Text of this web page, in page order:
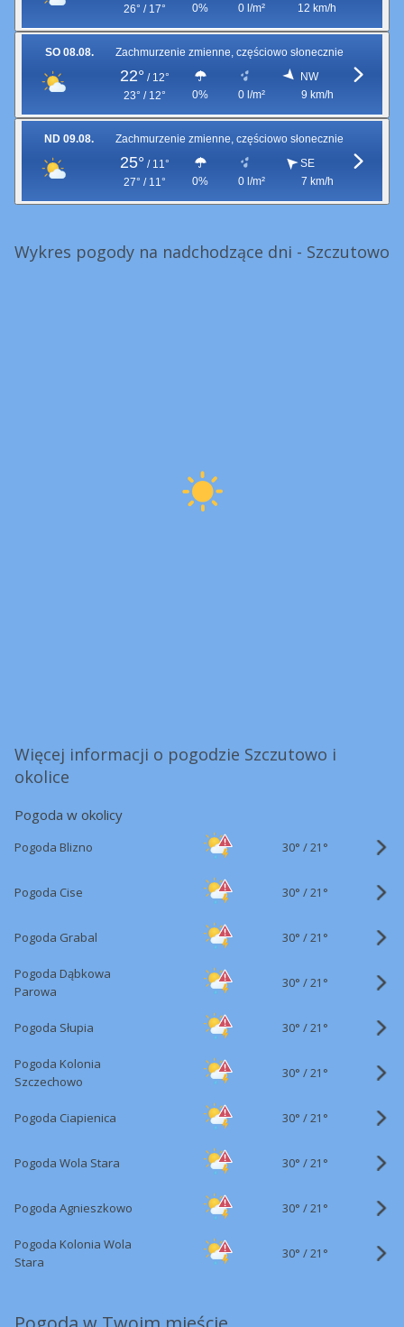
26° / 17°
0% 0 l/m²
12 km/h
SO 08.08. Zachmurzenie zmienne, częściowo słonecznie
22° / 12°
23° / 12°
0% 0 l/m²
NW
9 km/h
ND 09.08. Zachmurzenie zmienne, częściowo słonecznie
25° / 11°
27° / 11°
0% 0 l/m²
SE
7 km/h
Wykres pogody na nadchodzące dni - Szczutowo
Więcej informacji o pogodzie Szczutowo i
okolice
Pogoda w okolicy
Pogoda Blizno 30° /21°
Pogoda Cise 30° /21°
Pogoda Grabal 30° /21°
Pogoda Dąbkowa
Parowa
30° /21°
Pogoda Słupia 30° /21°
Pogoda Kolonia
Szczechowo
30° /21°
Pogoda Ciapienica 30° /21°
Pogoda Wola Stara 30° /21°
Pogoda Agnieszkowo 30° /21°
Pogoda Kolonia Wola
Stara
30° /21°